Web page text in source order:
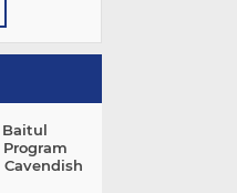
Baitul